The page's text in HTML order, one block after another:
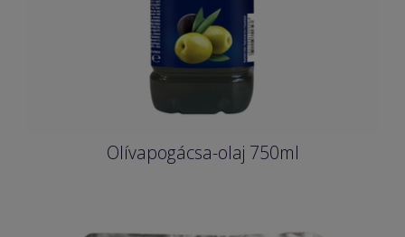
Olívapogácsa-olaj 750ml